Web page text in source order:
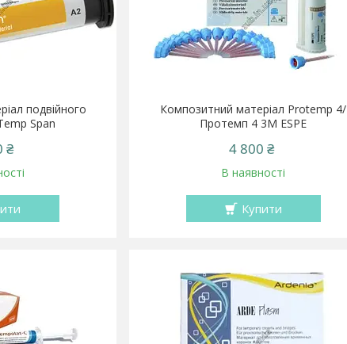
подвійного
Span
₴
Композитний матеріал Protemp 4/
Протемп 4 3M ESPE
4 800 ₴
В наявності
Купити